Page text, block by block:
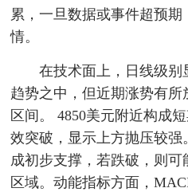
累，一旦数据或事件超预
情。
在技术面上，日线级
趋势之中，但近期涨势有
区间。 4850美元附近构成
效突破，显示上方抛压较强
成初步支撑，若跌破，则可
区域。动能指标方面，